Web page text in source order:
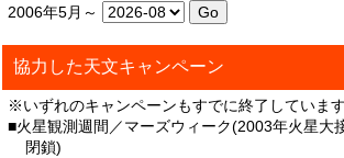
2006年5月～
協力した天文キャンペーン
※いずれのキャンペーンもすでに終了しています
■火星観測週間／マーズウィーク(2003年火星大
閉鎖)